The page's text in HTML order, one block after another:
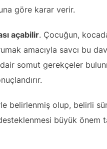
göre karar verir.
açabilir. Çocuğun,
amacıyla savcı bu
somut gerekçeler
belirlenmiş olup, belirli
büyük önem